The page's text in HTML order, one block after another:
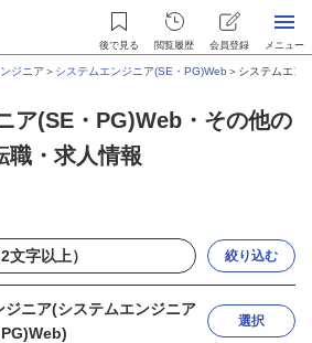
後で見る 閲覧履歴 会員登録 メニュー
ジニア ＞ システムエンジニア(SE・PG)Web ＞ システムエン
ア(SE・PG)Web・その他の
職・求人情報
絞り込む
ジニア(システムエンジニア
選択